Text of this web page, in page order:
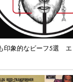
印象的なビーフ5選 エ